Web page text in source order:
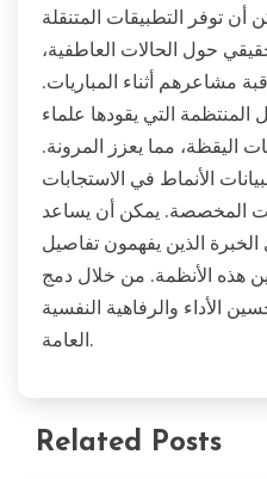
أن توفر التطبيقات المتنقلة
حول الحالات العاطفية،
مشاعرهم أثناء المباريات.
التي يقودها علماء
اليقظة، مما يعزز المرونة.
الأنماط في الاستجابات
المخصصة. يمكن أن يساعد
الذين يفهمون تفاصيل
هذه الأنظمة. من خلال دمج
الأداء والرفاهية النفسية
العامة.
Related Posts